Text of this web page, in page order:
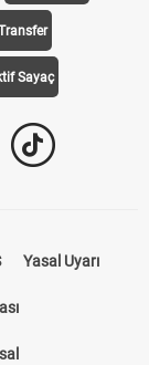
Sayaç
Yasal Uyarı